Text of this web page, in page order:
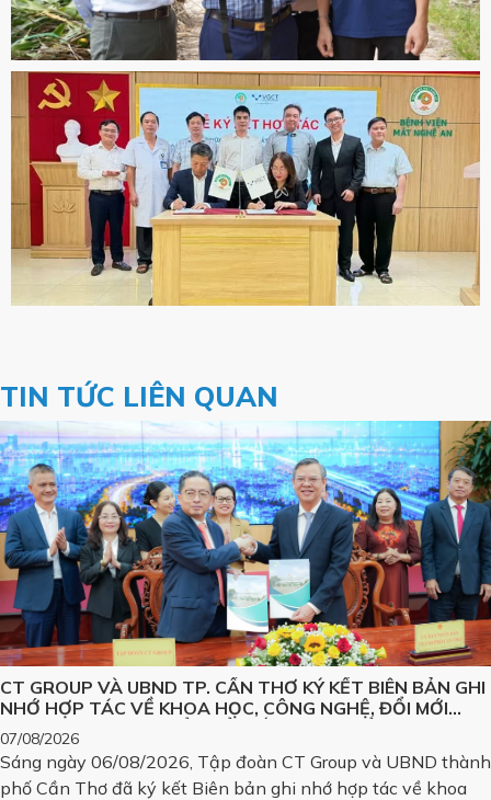
TIN TỨC LIÊN QUAN
CT GROUP VÀ UBND TP. CẦN THƠ KÝ KẾT BIÊN BẢN GHI
NHỚ HỢP TÁC VỀ KHOA HỌC, CÔNG NGHỆ, ĐỔI MỚI
SÁNG TẠO VÀ CHUYỂN ĐỔI SỐ, PHÁT TRIỂN CÁC SẢN
PHẨM CÔNG NGHỆ CHIẾN LƯỢC
07/08/2026
Sáng ngày 06/08/2026, Tập đoàn CT Group và UBND thành
phố Cần Thơ đã ký kết Biên bản ghi nhớ hợp tác về khoa